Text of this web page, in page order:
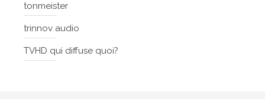
tonmeister
trinnov audio
TVHD qui diffuse quoi?